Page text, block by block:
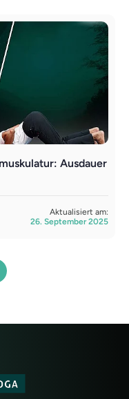
Ausdauer
Aktualisiert am:
26. September 2025